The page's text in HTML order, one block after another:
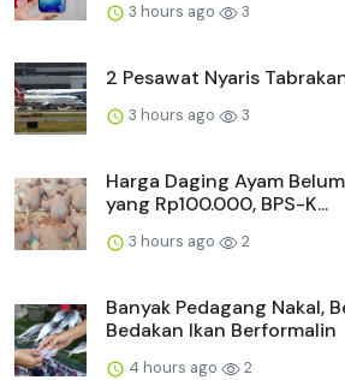
3 hours ago 3
2 Pesawat Nyaris
3 hours ago 3
Harga Daging Ayam
yang Rp100.000, BPS-K...
3 hours ago 2
Banyak Pedagang Nakal,
Bedakan Ikan Berformalin
4 hours ago 2